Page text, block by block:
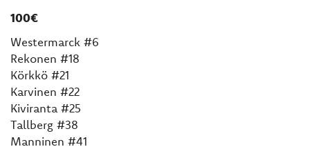
100€
Westermarck #6
Rekonen #18
Körkkö #21
Karvinen #22
Kiviranta #25
Tallberg #38
Manninen #41